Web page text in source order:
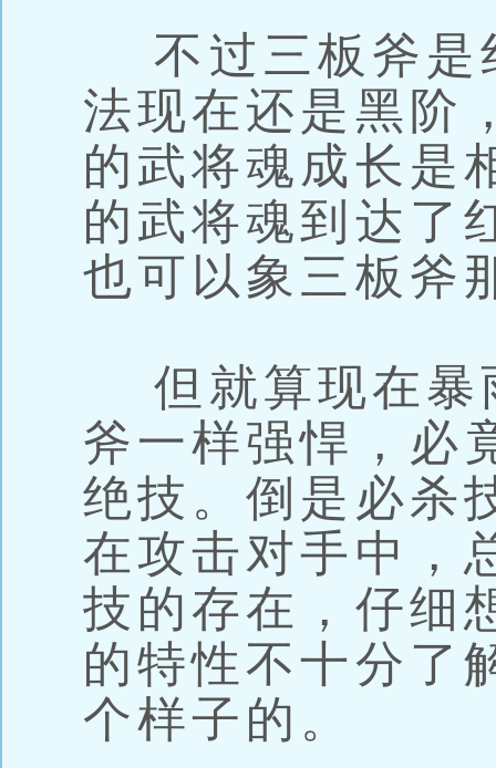
不过三板斧是
法现在还是黑阶
的武将魂成长是
的武将魂到达了
也可以象三板斧
但就算现在暴
斧一样强悍，必
绝技。倒是必杀
在攻击对手中，
技的存在，仔细
的特性不十分了
个样子的。